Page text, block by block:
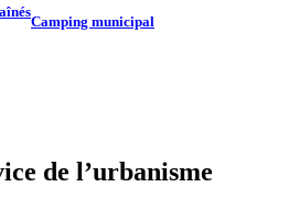
Camping municipal
de l’urbanisme